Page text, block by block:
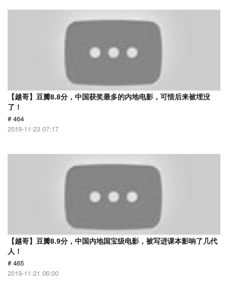
【越哥】豆瓣8.8分，中国获奖最多的内地电影，可惜后来被埋没
了！
# 464
2019-11-23 07:17
【越哥】豆瓣8.9分，中国内地国宝级电影，被写进课本影响了几代
人！
# 465
2019-11-21 06:00